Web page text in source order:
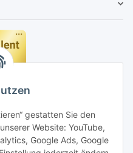
gestatten Sie den
Website: YouTube,
Google Ads, Google